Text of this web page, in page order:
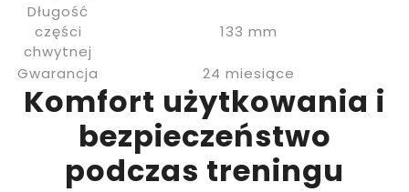
Długość
części
chwytnej
133 mm
Gwarancja 24 miesiące
Komfort użytkowania i
bezpieczeństwo
podczas treningu